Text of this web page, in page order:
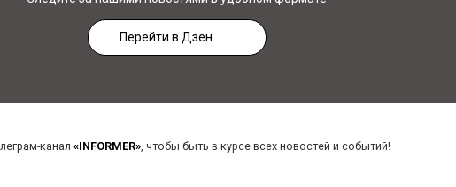
Перейти в Дзен
канал «INFORMER», чтобы быть в курсе всех новостей и событий!